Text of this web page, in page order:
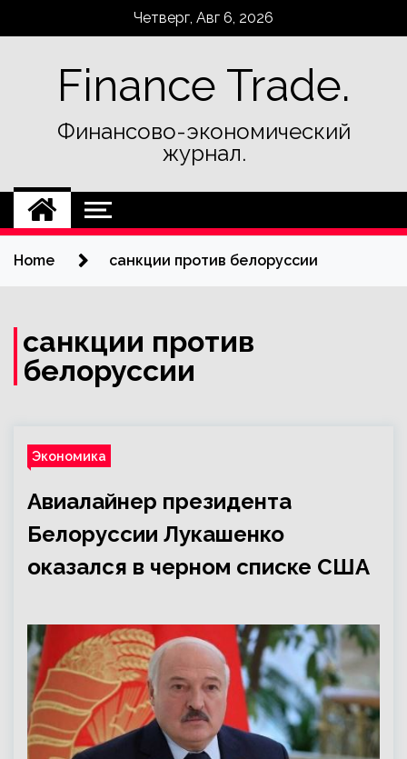
Четверг, Авг 6, 2026
Finance Trade.
Финансово-экономический
журнал.
Home санкции против белоруссии
санкции против
белоруссии
Экономика
Авиалайнер президента
Белоруссии Лукашенко
оказался в черном списке США